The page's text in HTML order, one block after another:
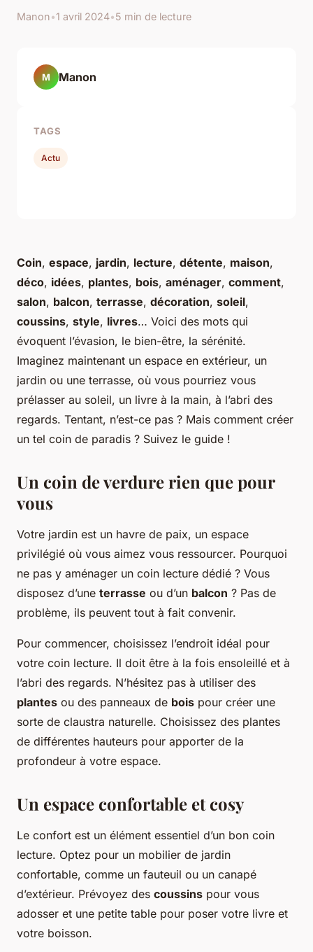
Manon•1 avril 2024•5 min de lecture
Coin, espace, jardin, lecture, détente, maison,
déco, idées, plantes, bois, aménager, comment,
salon, balcon, terrasse, décoration, soleil,
coussins, style, livres… Voici des mots qui
évoquent l’évasion, le bien-être, la sérénité.
Imaginez maintenant un espace en extérieur, un
jardin ou une terrasse, où vous pourriez vous
prélasser au soleil, un livre à la main, à l’abri des
regards. Tentant, n’est-ce pas ? Mais comment créer
un tel coin de paradis ? Suivez le guide !
Un coin de verdure rien que pour
vous
Votre jardin est un havre de paix, un espace
privilégié où vous aimez vous ressourcer. Pourquoi
ne pas y aménager un coin lecture dédié ? Vous
disposez d’une terrasse ou d’un balcon ? Pas de
problème, ils peuvent tout à fait convenir.
Pour commencer, choisissez l’endroit idéal pour
votre coin lecture. Il doit être à la fois ensoleillé et à
l’abri des regards. N’hésitez pas à utiliser des
plantes ou des panneaux de bois pour créer une
sorte de claustra naturelle. Choisissez des plantes
de différentes hauteurs pour apporter de la
profondeur à votre espace.
Un espace confortable et cosy
Le confort est un élément essentiel d’un bon coin
lecture. Optez pour un mobilier de jardin
confortable, comme un fauteuil ou un canapé
d’extérieur. Prévoyez des coussins pour vous
adosser et une petite table pour poser votre livre et
votre boisson.
M Manon
TAGS
Actu